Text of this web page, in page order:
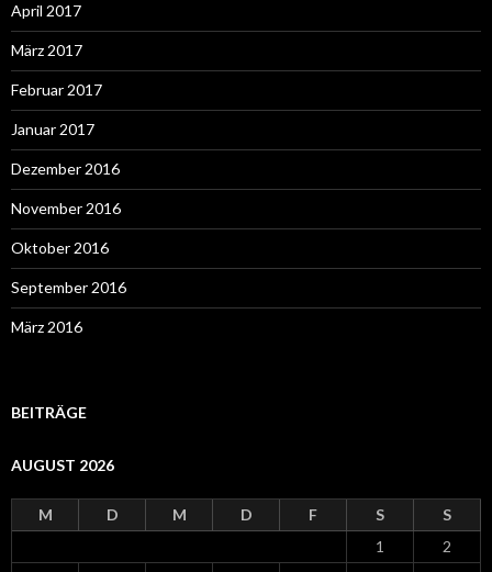
April 2017
März 2017
Februar 2017
Januar 2017
Dezember 2016
November 2016
Oktober 2016
September 2016
März 2016
BEITRÄGE
AUGUST 2026
M D M D F S
S
1
2